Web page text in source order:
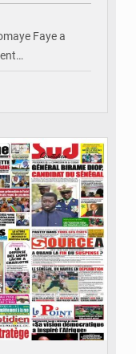
Faye a